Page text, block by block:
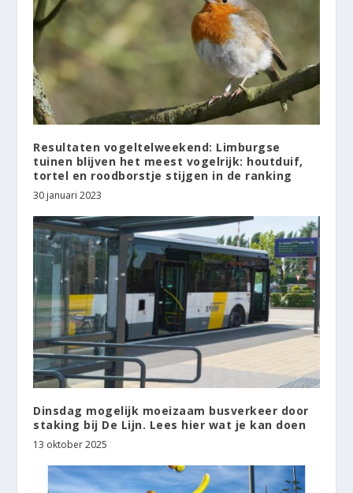
Resultaten vogeltelweekend: Limburgse
tuinen blijven het meest vogelrijk: houtduif,
tortel en roodborstje stijgen in de ranking
30 januari 2023
Dinsdag mogelijk moeizaam busverkeer door
staking bij De Lijn. Lees hier wat je kan doen
13 oktober 2025